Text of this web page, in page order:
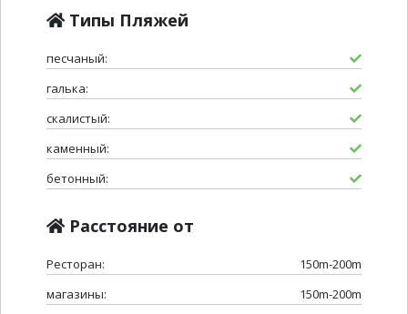
Типы Пляжей
песчаный:
галька:
скалистый:
каменный:
бетонный:
Расстояние от
Ресторан:
150m-200m
магазины:
150m-200m